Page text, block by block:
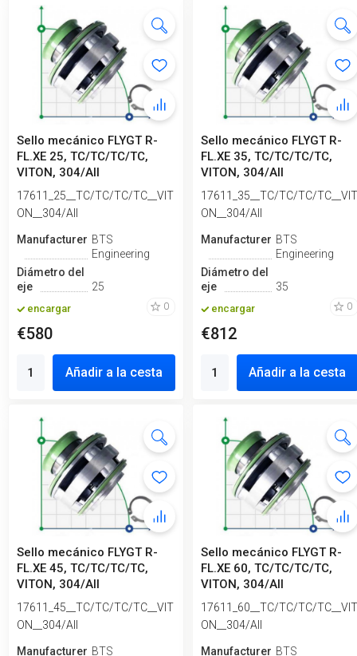
Sello mecánico FLYGT R-
FL.XE 25, TC/TC/TC/TC,
VITON, 304/All
17611_25__TC/TC/TC/TC__VIT
ON__304/All
ManufactureroBTS
Engineering
Diámetro del
eje
25
encargar 0
€580
Añadir a la cesta
Sello mecánico FLYGT R-
FL.XE 35, TC/TC/TC/TC,
VITON, 304/All
17611_35__TC/TC/TC/TC__VIT
ON__304/All
ManufactureroBTS
Engineering
Diámetro del
eje
35
encargar 0
€812
Añadir a la cesta
Sello mecánico FLYGT R-
FL.XE 45, TC/TC/TC/TC,
VITON, 304/All
17611_45__TC/TC/TC/TC__VIT
ON__304/All
ManufactureroBTS
Sello mecánico FLYGT R-
FL.XE 60, TC/TC/TC/TC,
VITON, 304/All
17611_60__TC/TC/TC/TC__VIT
ON__304/All
ManufactureroBTS